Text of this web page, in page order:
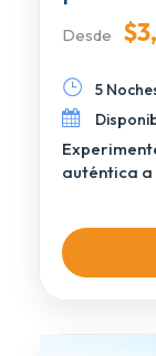
Desde
5
auténtica a